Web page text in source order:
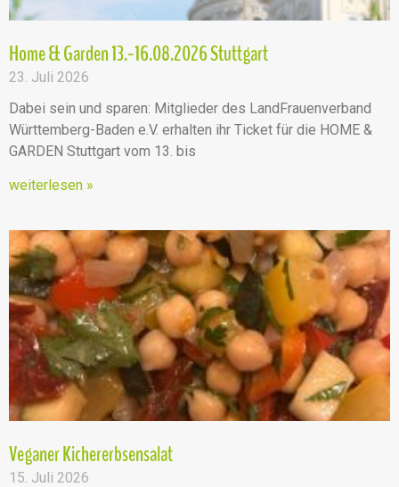
Home & Garden 13.-16.08.2026 Stuttgart
23. Juli 2026
Dabei sein und sparen: Mitglieder des LandFrauenverband
Württemberg-Baden e.V. erhalten ihr Ticket für die HOME &
GARDEN Stuttgart vom 13. bis
weiterlesen »
Veganer Kichererbsensalat
15. Juli 2026